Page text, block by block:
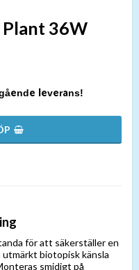
Plant 36W
leverans!
för att säkerställer en
utmärkt biotopisk känsla
smidigt på